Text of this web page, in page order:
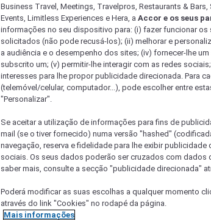
Business Travel, Meetings, Travelpros, Restaurants &
Events, Limitless Experiences e Hera, a Accor e os seus
informações no seu dispositivo para: (i) fazer funcionar os
solicitados (não pode recusá-los); (ii) melhorar e
a audiência e o desempenho dos sites; (iv) fornecer-lhe
subscrito um; (v) permitir-lhe interagir com as redes
interesses para lhe propor publicidade direcionada. Para
(telemóvel/celular, computador...), pode escolher entre
"Personalizar".
Se aceitar a utilização de informações para fins de
mail (se o tiver fornecido) numa versão "hashed"
navegação, reserva e fidelidade para lhe exibir
sociais. Os seus dados poderão ser cruzados com dados
saber mais, consulte a secção "publicidade direcionada"
Poderá modificar as suas escolhas a qualquer momento
através do link "Cookies" no rodapé da página.
Mais informações